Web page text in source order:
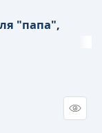
"папа",